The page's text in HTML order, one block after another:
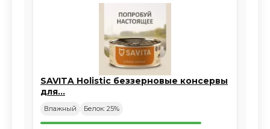
SAVITA Holistic беззерновые консервы
для…
Влажный Белок: 25%